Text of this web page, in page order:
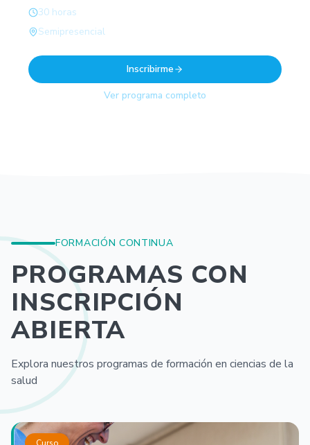
30 horas
Semipresencial
Inscribirme
Ver programa completo
FORMACIÓN CONTINUA
PROGRAMAS CON
INSCRIPCIÓN
ABIERTA
Explora nuestros programas de formación en ciencias de la
salud